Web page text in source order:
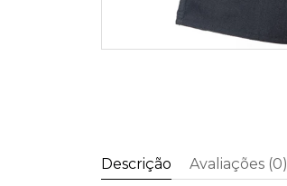
Descrição
Avaliações (0)